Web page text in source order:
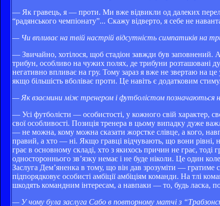
— Як гравець, я — проти. Ми вже відвикли од далеких
“радянського чемпіонату”... Скажу відверто, я себе не
— Чи впливає на твій настрій відсутність симпатиків на
— Звичайно, хотілося, щоб стадіон завжди був заповнений.
трибун, особливо на чужих полях, де трибуни розташовані
негативно впливає на гру. Тому зараз я вже не звертаю на
якщо більшість вболіває проти. Це навіть є додатковим
— Як взаємини між тренером і футболістом позначаються
— Усі футболісти — особистості, у кожного свій характер,
свої особливості. Позиція тренера в цьому випадку дуже
— не можна, кому можна сказати жорстке слівце, а кого,
правий, а хто — ні. Якщо гравці відчувають, що вони рівні,
грає в основному складі, хто з якихось причин не грає, тоді
одностороннього зв’язку немає і не буде ніколи. Це один
Заслуга Дем’яненка в тому, що він дав зрозуміти — гратиме
підпорядковує особисті амбіції амбіціям команди. На тлі
шкодять командним інтересам, а навпаки — то, будь
— У чому була заслуга Сабо в повторному матчі з